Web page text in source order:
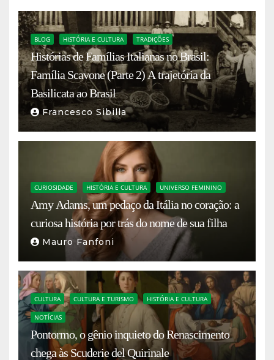
BLOG HISTÓRIA E CULTURA TRADIÇÕES
Histórias de Famílias Italianas no Brasil:
Família Scavone (Parte 2) A trajetória da
Basilicata ao Brasil
Francesco Sibilla
CURIOSIDADE HISTÓRIA E CULTURA UNIVERSO FEMININO
Amy Adams, um pedaço da Itália no coração: a
curiosa história por trás do nome de sua filha
Mauro Fanfoni
CULTURA CULTURA E TURISMO HISTÓRIA E CULTURA
NOTÍCIAS
Pontormo, o gênio inquieto do Renascimento
chega às Scuderie del Quirinale